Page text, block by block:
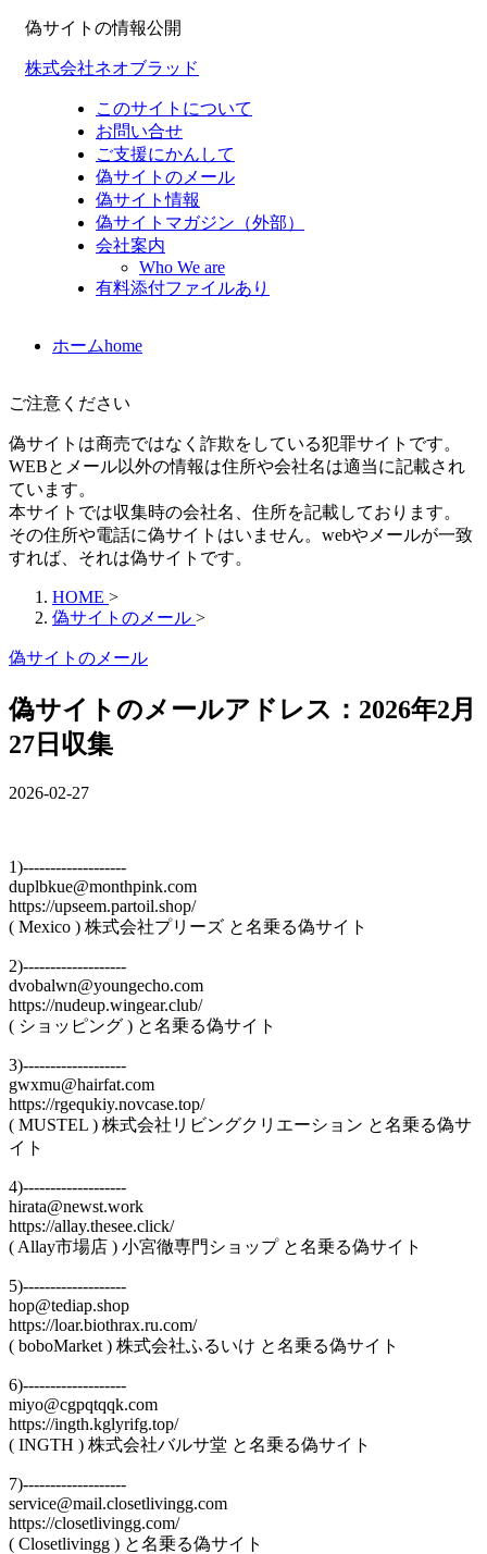
偽サイトの情報公開
株式会社ネオブラッド
このサイトについて
お問い合せ
ご支援にかんして
偽サイトのメール
偽サイト情報
偽サイトマガジン（外部）
会社案内
Who We are
有料添付ファイルあり
ホームhome
ご注意ください
偽サイトは商売ではなく詐欺をしている犯罪サイトです。
WEBとメール以外の情報は住所や会社名は適当に記載され
ています。
本サイトでは収集時の会社名、住所を記載しております。
その住所や電話に偽サイトはいません。webやメールが一致
すれば、それは偽サイトです。
HOME >
偽サイトのメール >
偽サイトのメール
偽サイトのメールアドレス：2026年2月
27日収集
2026-02-27
1)-------------------
duplbkue@monthpink.com
https://upseem.partoil.shop/
( Mexico ) 株式会社プリーズ と名乗る偽サイト
2)-------------------
dvobalwn@youngecho.com
https://nudeup.wingear.club/
( ショッピング ) と名乗る偽サイト
3)-------------------
gwxmu@hairfat.com
https://rgequkiy.novcase.top/
( MUSTEL ) 株式会社リビングクリエーション と名乗る偽サ
イト
4)-------------------
hirata@newst.work
https://allay.thesee.click/
( Allay市場店 ) 小宮徹専門ショップ と名乗る偽サイト
5)-------------------
hop@tediap.shop
https://loar.biothrax.ru.com/
( boboMarket ) 株式会社ふるいけ と名乗る偽サイト
6)-------------------
miyo@cgpqtqqk.com
https://ingth.kglyrifg.top/
( INGTH ) 株式会社バルサ堂 と名乗る偽サイト
7)-------------------
service@mail.closetlivingg.com
https://closetlivingg.com/
( Closetlivingg ) と名乗る偽サイト